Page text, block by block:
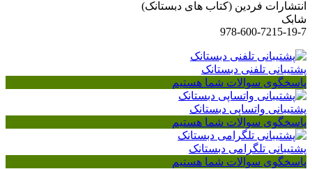
انتشارات فردین (کتاب های دبستانک)
شابک
978-600-7215-19-7
پشتیبانی تلفنی دبستانک
پاسخگوی سوالات شما هستیم
پشتیبانی واتساپی دبستانک
پاسخگوی سوالات شما هستیم
پشتیبانی تلگرامی دبستانک
پاسخگوی سوالات شما هستیم